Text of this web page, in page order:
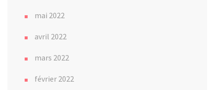
mai 2022
avril 2022
mars 2022
février 2022